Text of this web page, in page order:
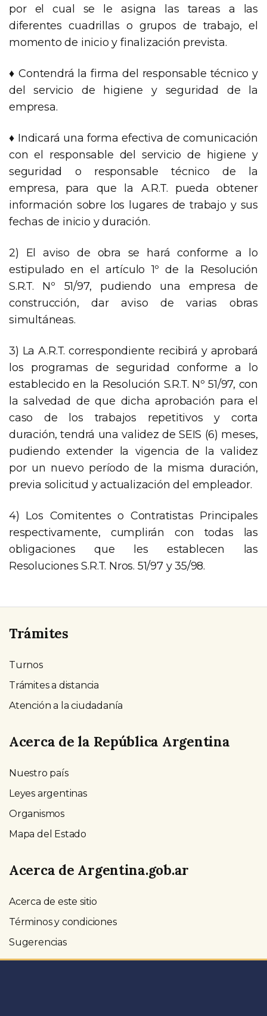
por el cual se le asigna las tareas a las
diferentes cuadrillas o grupos de trabajo, el
momento de inicio y finalización prevista.
♦ Contendrá la firma del responsable técnico y
del servicio de higiene y seguridad de la
empresa.
♦ Indicará una forma efectiva de comunicación
con el responsable del servicio de higiene y
seguridad o responsable técnico de la
empresa, para que la A.R.T. pueda obtener
información sobre los lugares de trabajo y sus
fechas de inicio y duración.
2) El aviso de obra se hará conforme a lo
estipulado en el artículo 1º de la Resolución
S.R.T. Nº 51/97, pudiendo una empresa de
construcción, dar aviso de varias obras
simultáneas.
3) La A.R.T. correspondiente recibirá y aprobará
los programas de seguridad conforme a lo
establecido en la Resolución S.R.T. Nº 51/97, con
la salvedad de que dicha aprobación para el
caso de los trabajos repetitivos y corta
duración, tendrá una validez de SEIS (6) meses,
pudiendo extender la vigencia de la validez
por un nuevo período de la misma duración,
previa solicitud y actualización del empleador.
4) Los Comitentes o Contratistas Principales
respectivamente, cumplirán con todas las
obligaciones que les establecen las
Resoluciones S.R.T. Nros. 51/97 y 35/98.
Trámites
Turnos
Trámites a distancia
Atención a la ciudadanía
Acerca de la República Argentina
Nuestro país
Leyes argentinas
Organismos
Mapa del Estado
Acerca de Argentina.gob.ar
Acerca de este sitio
Términos y condiciones
Sugerencias